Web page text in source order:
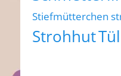
Stiefmütterchen
Strohhut